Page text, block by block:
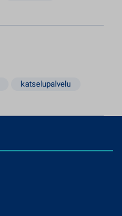
katselupalvelu